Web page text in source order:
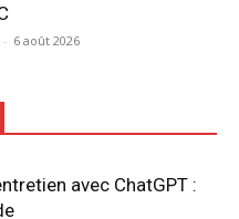
- 6 août 2026
avec ChatGPT :